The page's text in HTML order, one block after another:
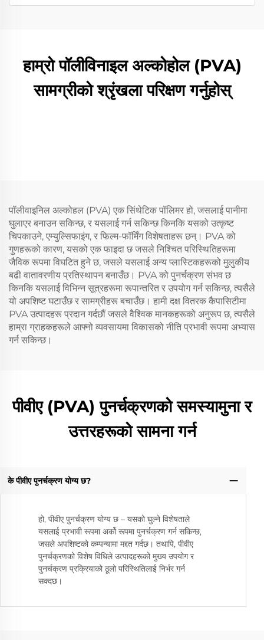
हाम्रो पॉलीविनाइल अल्कोहोल (PVA)
सामग्रीको श्रृंखला परिक्षण गर्नुहोस्
पॉलीवाइनिल अल्कोहल (PVA) एक सिंथेटिक पॉलिमर हो, जसलाई पानीमा
घुलाएर बनाउन सकिन्छ, र यसलाई गर्न सकिन्छ किनकि यसको उत्कृष्ट
चिपकाउने, एम्युल्सिफाइंग, र फिल्म-फॉर्मिंग विशेषताहरू छन्। PVA को
गुणहरूको कारण, यसको एक फाइदा छ जसले निश्चित परिस्थितिहरूमा
जैविक रूपमा विघटित हुने छ, जसले यसलाई अन्य प्लास्टिकहरूको मुलुकीय
बढी वातावरणीय प्रतिस्थापन बनाउँछ। PVA को पुनर्चक्रण संभव छ
किनकि यसलाई विभिन्न सूत्रहरूमा रूपान्तरित र उपयोग गर्न सकिन्छ, त्यसैले
यो अपशिष्ट घटाउँछ र सामग्रीहरू बचाउँछ। हामी दक्ष वितरक कैपासिटीमा
PVA उत्पादहरू प्रदान गर्दछौं जसले वैश्विक मानकहरूको अनुरूप छ, त्यसैले
हाम्रा ग्राहकहरूले आफ्नो व्यवसायमा विकासको नीति प्रभावी रूपमा अभ्यास
गर्न सकिन्छ।
पीवीए (PVA) पुनर्चक्रणको समस्यामुना र
उत्तरहरूको सामना गर्न
के पीवीए पुनर्चक्रण योग्य छ?
हो, पीवीए पुनर्चक्रण योग्य छ – यसको घुल्ने विशेषताले
यसलाई प्रभावी रूपमा अर्को रूपमा पुनर्चक्रण गर्न सकिन्छ,
जसले अपशिष्टको कम्पन्यामा मद्दत गर्दछ। तथापि, पीवीए
पुनर्चक्रणको विशेष विधिले उत्पादहरूको मुख्य उपयोग र
पुनर्चक्रण प्रक्रियाको ठूलो परिस्थितिलाई निर्भर गर्न
सक्दछ।